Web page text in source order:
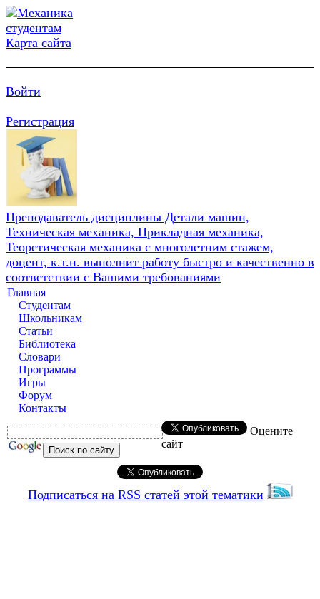
Карта сайта
Войти
Регистрация
Преподаватель дисциплины Детали машин,
Техническая механика, Прикладная механика,
Теоретическая механика с многолетним стажем,
доцент, к.т.н. выполнит работу быстро и качественно в
соответствии с Вашими требованиями
Главная
Студентам
Школьникам
Статьи
Библиотека
Словари
Программы
Игры
Форум
Контакты
Оцените
сайт
Подписаться на RSS статей этой тематики